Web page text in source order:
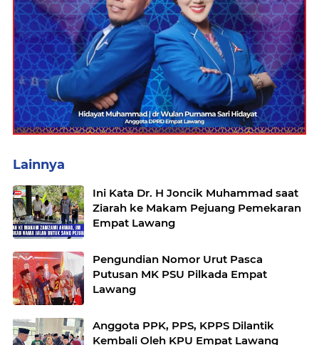
Lainnya
Ini Kata Dr. H Joncik Muhammad saat
Ziarah ke Makam Pejuang Pemekaran
Empat Lawang
Pengundian Nomor Urut Pasca
Putusan MK PSU Pilkada Empat
Lawang
Anggota PPK, PPS, KPPS Dilantik
Kembali Oleh KPU Empat Lawang